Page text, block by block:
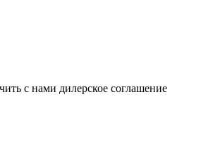
с нами дилерское соглашение